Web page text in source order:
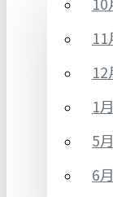
11
12
1
5
6